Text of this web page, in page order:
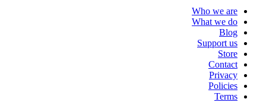
Who we are
What we do
Blog
Support us
Store
Contact
Privacy
Policies
Terms